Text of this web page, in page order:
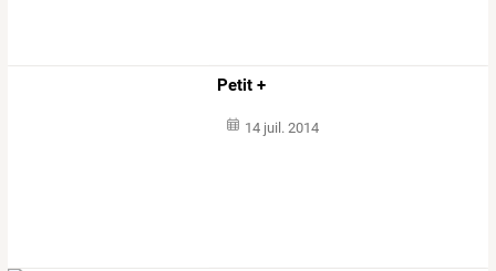
Petit +
14 juil. 2014